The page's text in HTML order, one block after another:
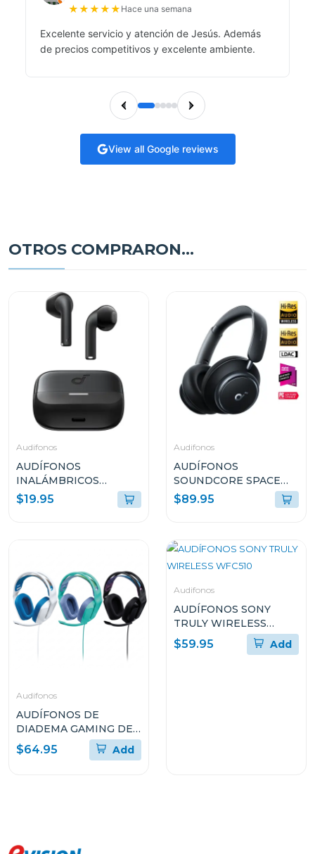
★★★★★ Hace una semana
Excelente servicio y atención de Jesús. Además
de precios competitivos y excelente ambiente.
View all Google reviews
OTROS COMPRARON...
Audifonos
AUDÍFONOS
INALÁMBRICOS
SOUNDCORE K20i
NEGRO A3994Z11
$19.95
Audifonos
AUDÍFONOS
SOUNDCORE SPACE
Q45 CANCELACIÓN DE
RUIDO Y LARGA
$89.95
Audifonos
AUDÍFONOS DE
DIADEMA GAMING DE
LOGITECH DE CABLE
CON MICRÓFONO
$64.95 Add
Audifonos
AUDÍFONOS SONY
TRULY WIRELESS
WFC510
$59.95 Add